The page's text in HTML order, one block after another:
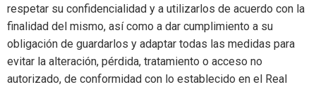
respetar su confidencialidad y a utilizarlos de acuerdo con la
finalidad del mismo, así como a dar cumplimiento a su
obligación de guardarlos y adaptar todas las medidas para
evitar la alteración, pérdida, tratamiento o acceso no
autorizado, de conformidad con lo establecido en el Real